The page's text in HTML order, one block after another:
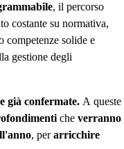
, il percorso
costante su normativa,
competenze solide e
gestione degli
già confermate. A queste
che verranno
, perarricchire